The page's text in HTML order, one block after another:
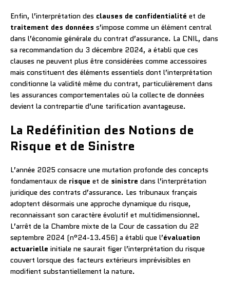
Enfin, l’interprétation des clauses de confidentialité et de
traitement des données s’impose comme un élément central
dans l’économie générale du contrat d’assurance. La CNIL, dans
sa recommandation du 3 décembre 2024, a établi que ces
clauses ne peuvent plus être considérées comme accessoires
mais constituent des éléments essentiels dont l’interprétation
conditionne la validité même du contrat, particulièrement dans
les assurances comportementales où la collecte de données
devient la contrepartie d’une tarification avantageuse.
La Redéfinition des Notions de
Risque et de Sinistre
L’année 2025 consacre une mutation profonde des concepts
fondamentaux de risque et de sinistre dans l’interprétation
juridique des contrats d’assurance. Les tribunaux français
adoptent désormais une approche dynamique du risque,
reconnaissant son caractère évolutif et multidimensionnel.
L’arrêt de la Chambre mixte de la Cour de cassation du 22
septembre 2024 (n°24-13.456) a établi que l’évaluation
actuarielle initiale ne saurait figer l’interprétation du risque
couvert lorsque des facteurs extérieurs imprévisibles en
modifient substantiellement la nature.